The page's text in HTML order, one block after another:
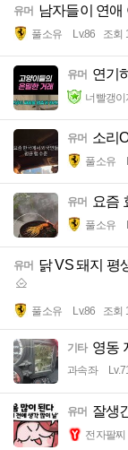
유머 남자들이 연애
풀소유 Lv.86 조회
유머 연기
너빨갱이
유머 소리
풀소유
유머 요즘
풀소유
유머 닭 VS 돼지 평
풀소유 Lv.86 조회
기타 영동
과속좌 Lv.71
유머 잘생
전자팔찌